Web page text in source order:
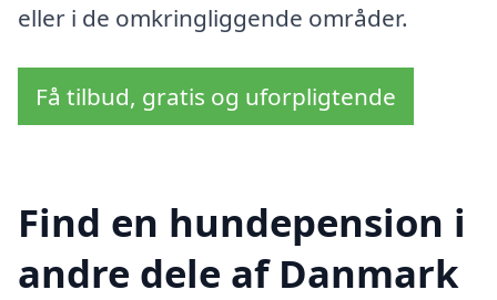
eller i de omkringliggende områder.
Få tilbud, gratis og uforpligtende
Find en hundepension i
andre dele af Danmark